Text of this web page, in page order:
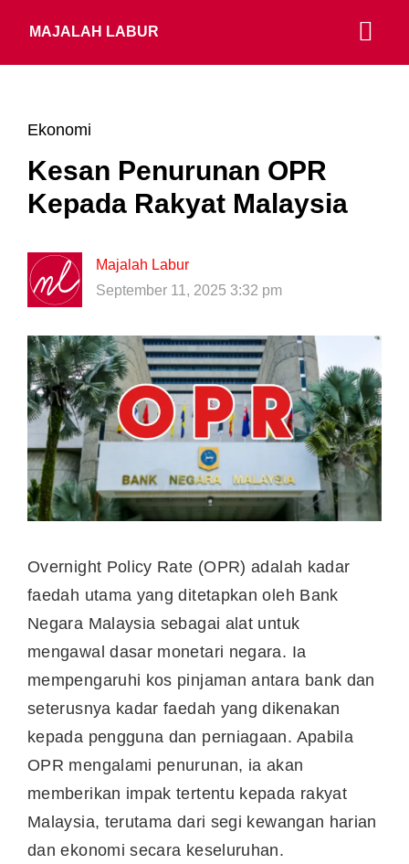
MAJALAH LABUR
Ekonomi
Kesan Penurunan OPR
Kepada Rakyat Malaysia
Majalah Labur
September 11, 2025 3:32 pm
Overnight Policy Rate (OPR) adalah kadar
faedah utama yang ditetapkan oleh Bank
Negara Malaysia sebagai alat untuk
mengawal dasar monetari negara. Ia
mempengaruhi kos pinjaman antara bank dan
seterusnya kadar faedah yang dikenakan
kepada pengguna dan perniagaan. Apabila
OPR mengalami penurunan, ia akan
memberikan impak tertentu kepada rakyat
Malaysia, terutama dari segi kewangan harian
dan ekonomi secara keseluruhan.